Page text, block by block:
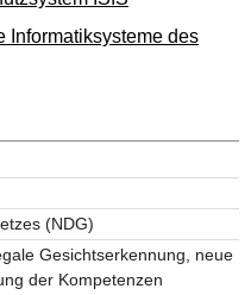
Informatiksysteme des
(NDG)
Gesichtserkennung, neue
der Kompetenzen